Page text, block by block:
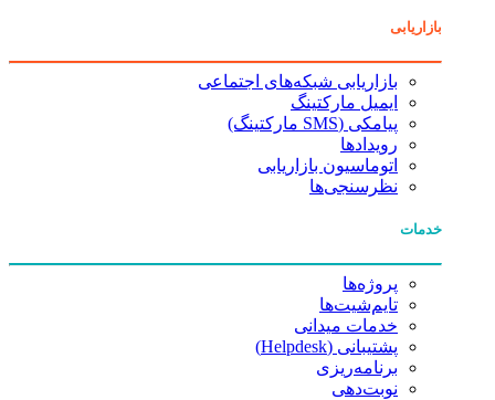
بازاریابی
بازاریابی شبکه‌های اجتماعی
ایمیل مارکتینگ
پیامکی (SMS مارکتینگ)
رویدادها
اتوماسیون بازاریابی
نظرسنجی‌ها
خدمات
پروژه‌ها
تایم‌شیت‌ها
خدمات میدانی
پشتیبانی (Helpdesk)
برنامه‌ریزی
نوبت‌دهی